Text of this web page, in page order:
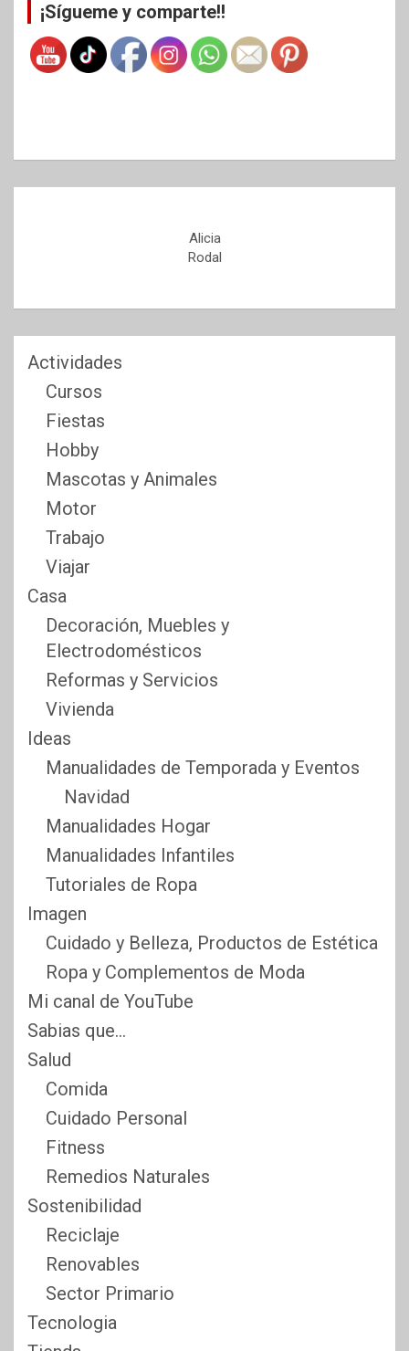
¡Sígueme y comparte!!
Alicia
Rodal
Actividades
Cursos
Fiestas
Hobby
Mascotas y Animales
Motor
Trabajo
Viajar
Casa
Decoración, Muebles y
Electrodomésticos
Reformas y Servicios
Vivienda
Ideas
Manualidades de Temporada y Eventos
Navidad
Manualidades Hogar
Manualidades Infantiles
Tutoriales de Ropa
Imagen
Cuidado y Belleza, Productos de Estética
Ropa y Complementos de Moda
Mi canal de YouTube
Sabias que…
Salud
Comida
Cuidado Personal
Fitness
Remedios Naturales
Sostenibilidad
Reciclaje
Renovables
Sector Primario
Tecnologia